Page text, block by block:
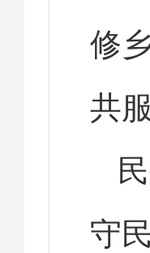
修
共
守